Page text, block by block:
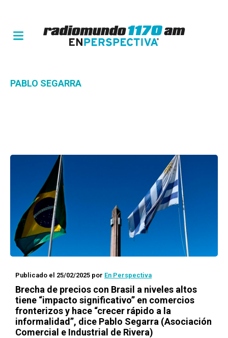
PABLO SEGARRA
Publicado el 25/02/2025 por En Perspectiva
Brecha de precios con Brasil a niveles altos
tiene “impacto significativo” en comercios
fronterizos y hace “crecer rápido a la
informalidad”, dice Pablo Segarra (Asociación
Comercial e Industrial de Rivera)